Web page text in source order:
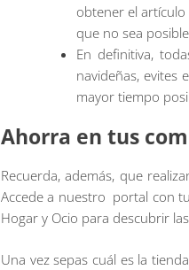
obtener el
que no sea
En definitiva,
navideñas, evites
mayor tiempo
Ahorra en tus
Recuerda, además, que
Accede a nuestro portal con
Hogar y Ocio para descubrir
Una vez sepas cuál es la